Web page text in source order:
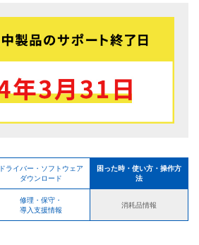
ドライバー・ソフトウェア
ダウンロード
困った時・使い方・操作方
法
修理・保守・
導入支援情報
消耗品情報